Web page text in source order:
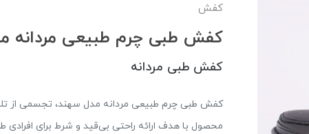
کفش
کفش طبی چرم طبیعی مردانه
کفش طبی مردانه
کفش طبی چرم طبیعی مردانه مدل سهند، تجسمی از
محصول با هدف ارائه راحتی بی‌قید و شرط برای